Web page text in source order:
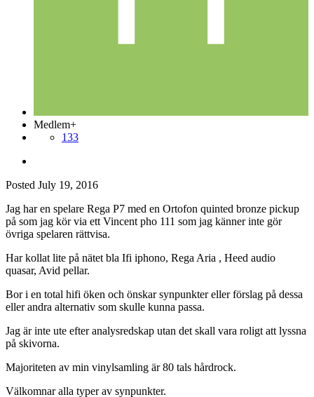
Medlem+
133
Posted July 19, 2016
Jag har en spelare Rega P7 med en Ortofon quinted bronze pickup
på som jag kör via ett Vincent pho 111 som jag känner inte gör
övriga spelaren rättvisa.
Har kollat lite på nätet bla Ifi iphono, Rega Aria , Heed audio
quasar, Avid pellar.
Bor i en total hifi öken och önskar synpunkter eller förslag på dessa
eller andra alternativ som skulle kunna passa.
Jag är inte ute efter analysredskap utan det skall vara roligt att lyssna
på skivorna.
Majoriteten av min vinylsamling är 80 tals hårdrock.
Välkomnar alla typer av synpunkter.